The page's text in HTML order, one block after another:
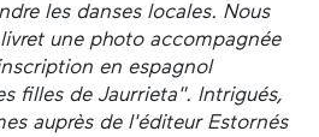
les danses locales. Nous
une photo accompagnée
en espagnol
filles de Jaurrieta". Intrigués,
auprès de l'éditeur Estornés